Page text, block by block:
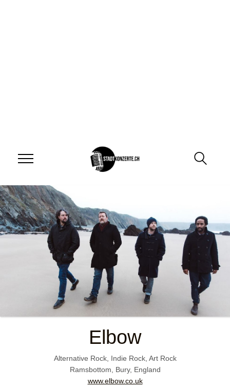
Elbow
Alternative Rock, Indie Rock, Art Rock
Ramsbottom, Bury, England
www.elbow.co.uk